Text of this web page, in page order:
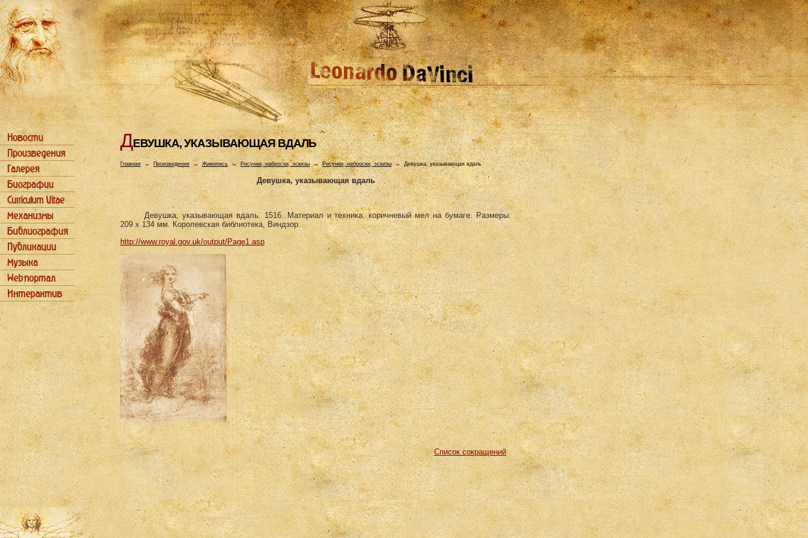
ДЕВУШКА, УКАЗЫВАЮЩАЯ ВДАЛЬ
Главная→ Произведения → Живопись → Рисунки, наброски, эскизы →Рисунки, наброски, эскизы→Девушка, указывающая вдаль
Девушка, указывающая вдаль
Девушка, указывающая вдаль. 1516. Материал и техника: коричневый мел на бумаге. Размеры:
209 х 134 мм. Королевская библиотека, Виндзор.
http://www.royal.gov.uk/output/Page1.asp
Список сокращений